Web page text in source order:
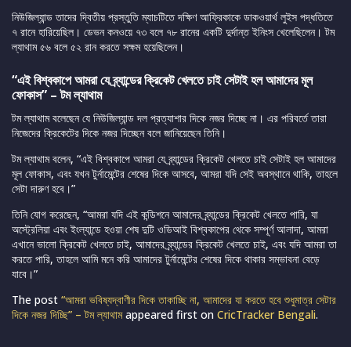
নিউজিল্যান্ড তাদের দ্বিতীয় প্রস্তুতি ম্যাচটিতে দক্ষিণ আফ্রিকাকে ডাকওয়ার্থ লুইস পদ্ধতিতে
৭ রানে হারিয়েছিল। ডেভন কনওয়ে ৭৩ বলে ৭৮ রানের একটি দুর্দান্ত ইনিংস খেলেছিলেন। টম
ল্যাথাম ৫৬ বলে ৫২ রান করতে সক্ষম হয়েছিলেন।
“এই বিশ্বকাপে আমরা যে ব্র্যান্ডের ক্রিকেট খেলতে চাই সেটাই হল আমাদের মূল
ফোকাস” – টম ল্যাথাম
টম ল্যাথাম বলেছেন যে নিউজিল্যান্ড দল প্রত্যাশার দিকে নজর দিচ্ছে না। এর পরিবর্তে তারা
নিজেদের ক্রিকেটের দিকে নজর দিচ্ছেন বলে জানিয়েছেন তিনি।
টম ল্যাথাম বলেন, “এই বিশ্বকাপে আমরা যে ব্র্যান্ডের ক্রিকেট খেলতে চাই সেটাই হল আমাদের
মূল ফোকাস, এবং যখন টুর্নামেন্টের শেষের দিকে আসবে, আমরা যদি সেই অবস্থানে থাকি, তাহলে
সেটা দারুণ হবে।”
তিনি যোগ করেছেন, “আমরা যদি এই কন্ডিশনে আমাদের ব্র্যান্ডের ক্রিকেট খেলতে পারি, যা
অস্ট্রেলিয়া এবং ইংল্যান্ডে হওয়া শেষ দুটি ওডিআই বিশ্বকাপের থেকে সম্পূর্ণ আলাদা, আমরা
এখানে ভালো ক্রিকেট খেলতে চাই, আমাদের ব্র্যান্ডের ক্রিকেট খেলতে চাই, এবং যদি আমরা তা
করতে পারি, তাহলে আমি মনে করি আমাদের টুর্নামেন্টের শেষের দিকে থাকার সম্ভাবনা বেড়ে
যাবে।”
The post “আমরা ভবিষ্যদ্বাণীর দিকে তাকাচ্ছি না, আমাদের যা করতে হবে শুধুমাত্র সেটার
দিকে নজর দিচ্ছি” – টম ল্যাথামappeared first on CricTracker Bengali.